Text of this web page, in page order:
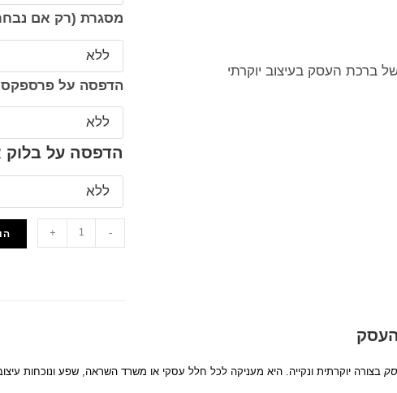
מסגרת (רק אם
הדפסה על פרספקס
הדפסה על בלוק
-
+
בצורה יוקרתית ונקייה. היא מעניקה לכל חלל עסקי או משרד השראה, שפע ונוכחות